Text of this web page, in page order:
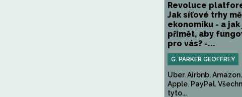
Revoluce
Jak síťové trhy
ekonomiku - a jak
přimět, aby
pro vás? -...
G. PARKER GEOFFREY
Uber. Airbnb. Amazon.
Apple. PayPal.
tyto...